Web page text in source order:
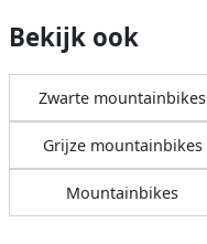
Bekijk ook
Zwarte mountainbikes
Grijze mountainbikes
Mountainbikes